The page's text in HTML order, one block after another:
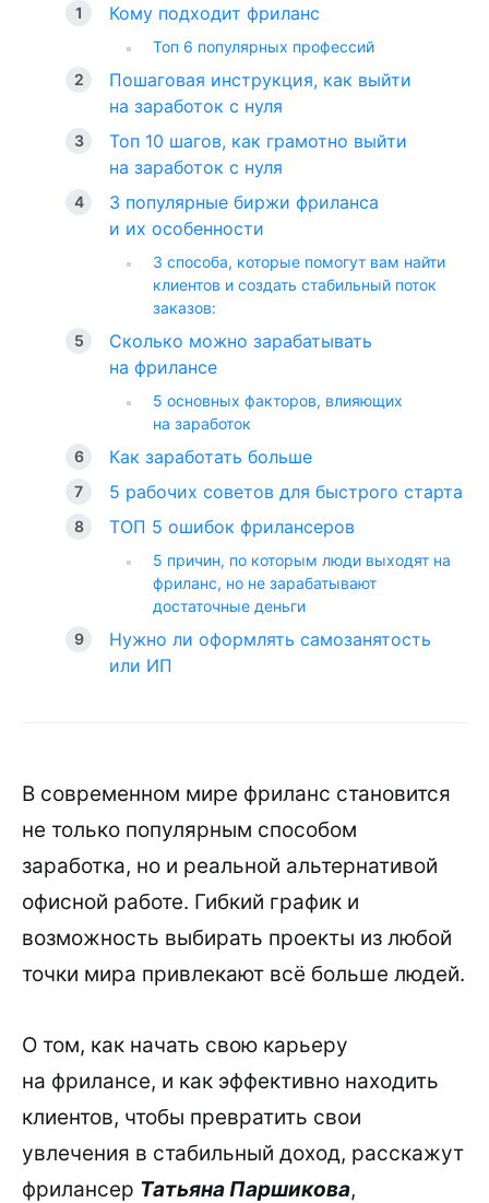
Кому подходит фриланс
Топ 6 популярных профессий
Пошаговая инструкция, как выйти
на заработок с нуля
Топ 10 шагов, как грамотно выйти
на заработок с нуля
3 популярные биржи фриланса
и их особенности
3 способа, которые помогут вам найти
клиентов и создать стабильный поток
заказов:
Сколько можно зарабатывать
на фрилансе
5 основных факторов, влияющих
на заработок
Как заработать больше
5 рабочих советов для быстрого старта
ТОП 5 ошибок фрилансеров
5 причин, по которым люди выходят на
фриланс, но не зарабатывают
достаточные деньги
Нужно ли оформлять самозанятость
или ИП
В современном мире фриланс становится
не только популярным способом
заработка, но и реальной альтернативой
офисной работе. Гибкий график и
возможность выбирать проекты из любой
точки мира привлекают всё больше людей.
О том, как начать свою карьеру
на фрилансе, и как эффективно находить
клиентов, чтобы превратить свои
увлечения в стабильный доход, расскажут
фрилансер Татьяна Паршикова,